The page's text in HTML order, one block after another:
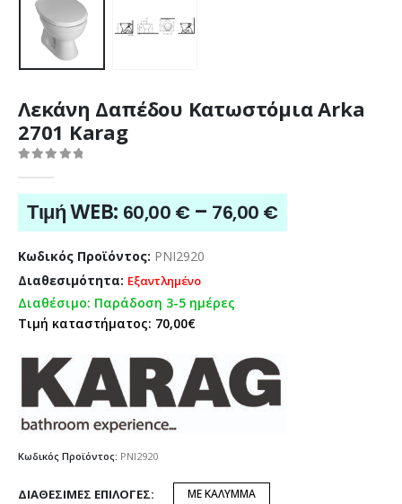
Λεκάνη Δαπέδου Κατωστόμια Arka
2701 Karag
Τιμή WEB: 60,00 € – 76,00 €Price
range:
Κωδικός Προϊόντος: PNI2920
Διαθεσιμότητα: Εξαντλημένο
Διαθέσιμο: Παράδοση 3-5 ημέρες
Τιμή καταστήματος: 70,00€
Κωδικός Προϊόντος: PNI2920
ΔΙΑΘΈΣΙΜΕΣ ΕΠΙΛΟΓΈΣ
ΜΕ ΚΑΛΥΜΜΑ